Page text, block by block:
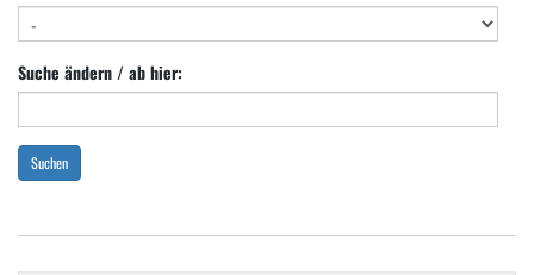
Suche ändern / ab hier:
Suchen